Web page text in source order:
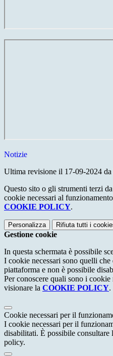
Notizie
Ultima revisione il 17-09-2024 da
Questo sito o gli strumenti terzi
cookie necessari al
COOKIE POLICY.
Personalizza Rifiuta tutti i
Gestione cookie
In questa schermata è possibile
I cookie necessari sono quelli
piattaforma e non è possibile
Per conoscere quali sono i
visionare la COOKIE POLICY.
Cookie necessari per il
I cookie necessari per il
disabilitati. È possibile
policy.